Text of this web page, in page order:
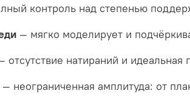
контроль над степенью
— мягко моделирует и
отсутствие натираний и
— неограниченная амплитуда: от